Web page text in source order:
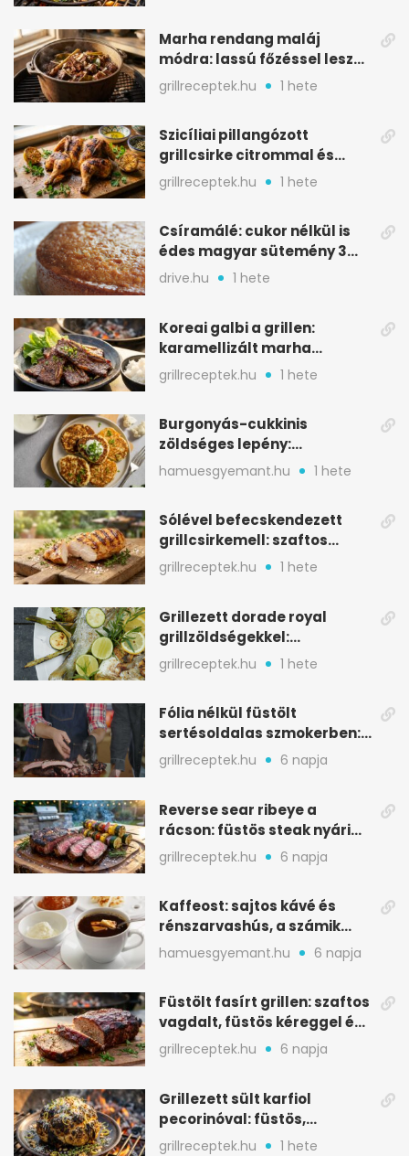
Marha rendang maláj
módra: lassú főzéssel lesz
igazán szaftos
grillreceptek.hu 1 hete
Szicíliai pillangózott
grillcsirke citrommal és
oregánóval
grillreceptek.hu 1 hete
Csíramálé: cukor nélkül is
édes magyar sütemény 3
alapanyagból
drive.hu 1 hete
Koreai galbi a grillen:
karamellizált marha
rövidborda gyorsan
grillreceptek.hu 1 hete
Burgonyás-cukkinis
zöldséges lepény:
aranybarna, szaftos, hús
nélkül is
hamuesgyemant.hu 1 hete
Sólével befecskendezett
grillcsirkemell: szaftos
marad, nem szárad ki
grillreceptek.hu 1 hete
Grillezett dorade royal
grillzöldségekkel:
mediterrán ízek a rostélyról
grillreceptek.hu 1 hete
Fólia nélkül füstölt
sertésoldalas szmokerben:
ropogós bark, 6 óra
grillreceptek.hu 6 napja
Reverse sear ribeye a
rácson: füstös steak nyári
tökkebabbal
grillreceptek.hu 6 napja
Kaffeost: sajtos kávé és
rénszarvashús, a számik
melegítő itala
hamuesgyemant.hu 6 napja
Füstölt fasírt grillen: szaftos
vagdalt, füstös kéreggel és
BBQ mázzal
grillreceptek.hu 6 napja
Grillezett sült karfiol
pecorinóval: füstös,
karamellizált nyári kedvenc
grillreceptek.hu 1 hete